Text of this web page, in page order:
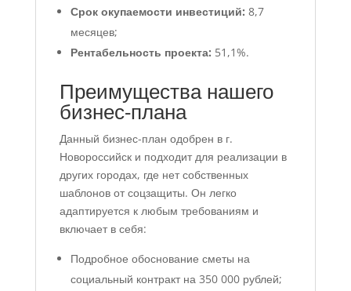
Срок окупаемости инвестиций: 8,7
месяцев;
Рентабельность проекта: 51,1%.
Преимущества нашего
бизнес-плана
Данный бизнес-план одобрен в г.
Новороссийск и подходит для реализации в
других городах, где нет собственных
шаблонов от соцзащиты. Он легко
адаптируется к любым требованиям и
включает в себя:
Подробное обоснование сметы на
социальный контракт на 350 000 рублей;